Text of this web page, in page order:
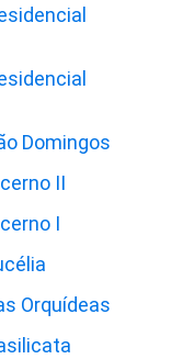
Domingos
II
I
Orquídeas